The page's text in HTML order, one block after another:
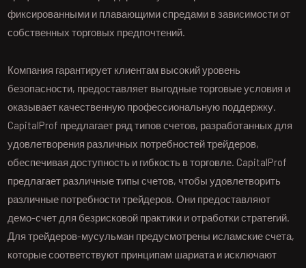
фиксированными и плавающими спредами в зависимости от
собственных торговых предпочтений.
Компания гарантирует клиентам высокий уровень
безопасности, предоставляет выгодные торговые условия и
оказывает качественную профессиональную поддержку.
CapitalProf предлагает ряд типов счетов, разработанных для
удовлетворения различных потребностей трейдеров,
обеспечивая доступность и гибкость в торговле. CapitalProf
предлагает различные типы счетов, чтобы удовлетворить
различные потребности трейдеров. Они предоставляют
демо-счет для безрисковой практики и отработки стратегий.
Для трейдеров-мусульман предусмотрены исламские счета,
которые соответствуют принципам шариата и исключают